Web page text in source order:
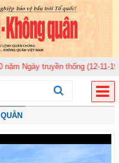
thống (12-11-1975/12-11-2025)